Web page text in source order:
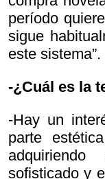
período
sigue
este sistema”.
-¿Cuál es la
-Hay un
parte
sofisticado y